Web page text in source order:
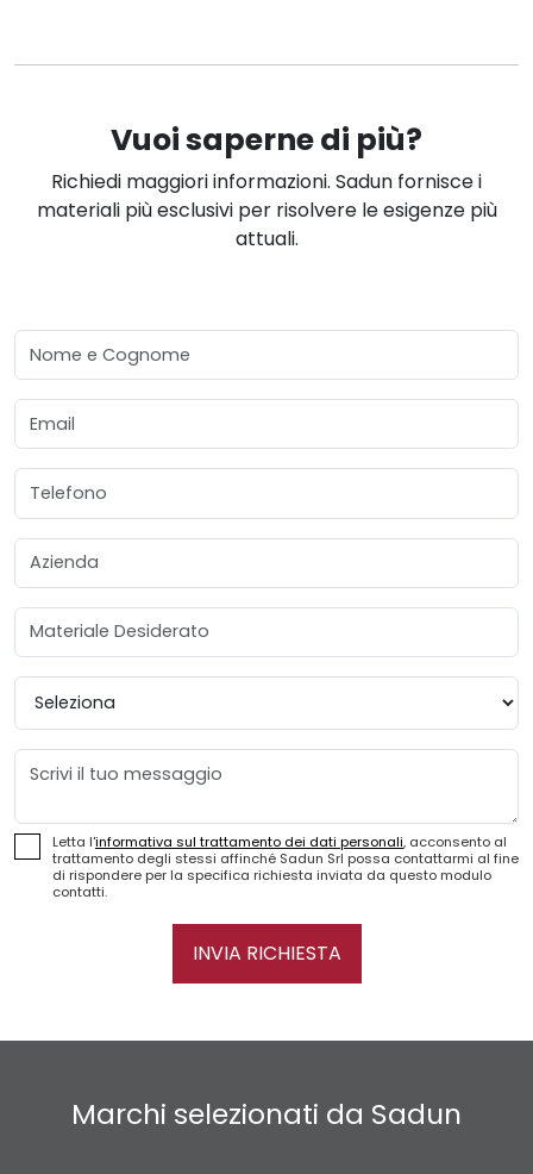
Vuoi saperne di più?
Richiedi maggiori informazioni. Sadun fornisce i
materiali più esclusivi per risolvere le esigenze più
attuali.
Nome e Cognome
Email
Telefono
Azienda
Materiale Desiderato
Provincia
Messaggio
Letta l'informativa sul trattamento dei dati personali, acconsento al
trattamento degli stessi affinché Sadun Srl possa contattarmi al fine
di rispondere per la specifica richiesta inviata da questo modulo
contatti.
INVIA RICHIESTA
Marchi selezionati da Sadun